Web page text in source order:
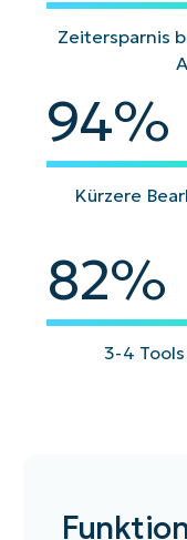
Zeitersparnis
94%
Kürzere
82%
3-4